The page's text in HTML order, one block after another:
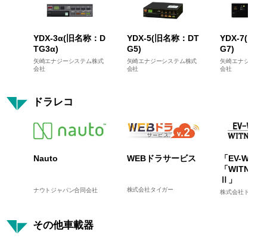
YDX-3α(旧名称：D
TG3α)
矢崎エナジーシステム株式
会社
YDX-5(旧名称：DT
G5)
矢崎エナジーシステム株式
会社
YDX-7(旧名
G7)
矢崎エナジーシ
会社
ドラレコ
Nauto
ナウトジャパン合同会社
WEBドラサービス
株式会社タイガー
「EV-
「
Ⅱ」
株式会社ドライ
その他車載器